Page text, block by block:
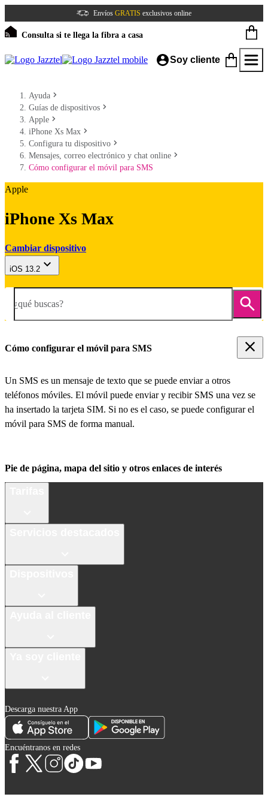
Envíos GRATIS exclusivos online
Consulta si te llega la fibra a casa
Soy cliente
Ayuda
Guías de dispositivos
Apple
iPhone Xs Max
Configura tu dispositivo
Mensajes, correo electrónico y chat online
Cómo configurar el móvil para SMS
Apple
iPhone Xs Max
Cambiar dispositivo
iOS 13.2
¿qué buscas?
Cómo configurar el móvil para SMS
Un SMS es un mensaje de texto que se puede enviar a otros
teléfonos móviles. El móvil puede enviar y recibir SMS una vez se
ha insertado la tarjeta SIM. Si no es el caso, se puede configurar el
móvil para SMS de forma manual.
Pie de página, mapa del sitio y otros enlaces de interés
Descarga nuestra App
Encuéntranos en redes